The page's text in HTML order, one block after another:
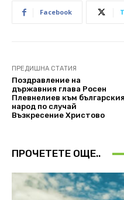
Facebook
ПРЕДИШНА СТАТИЯ
Поздравление на
държавния глава Росен
Плевнелиев към българския
народ по случай
Възкресение Христово
ПРОЧЕТЕТЕ ОЩЕ..